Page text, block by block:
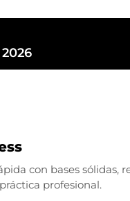
con bases sólidas,
profesional.